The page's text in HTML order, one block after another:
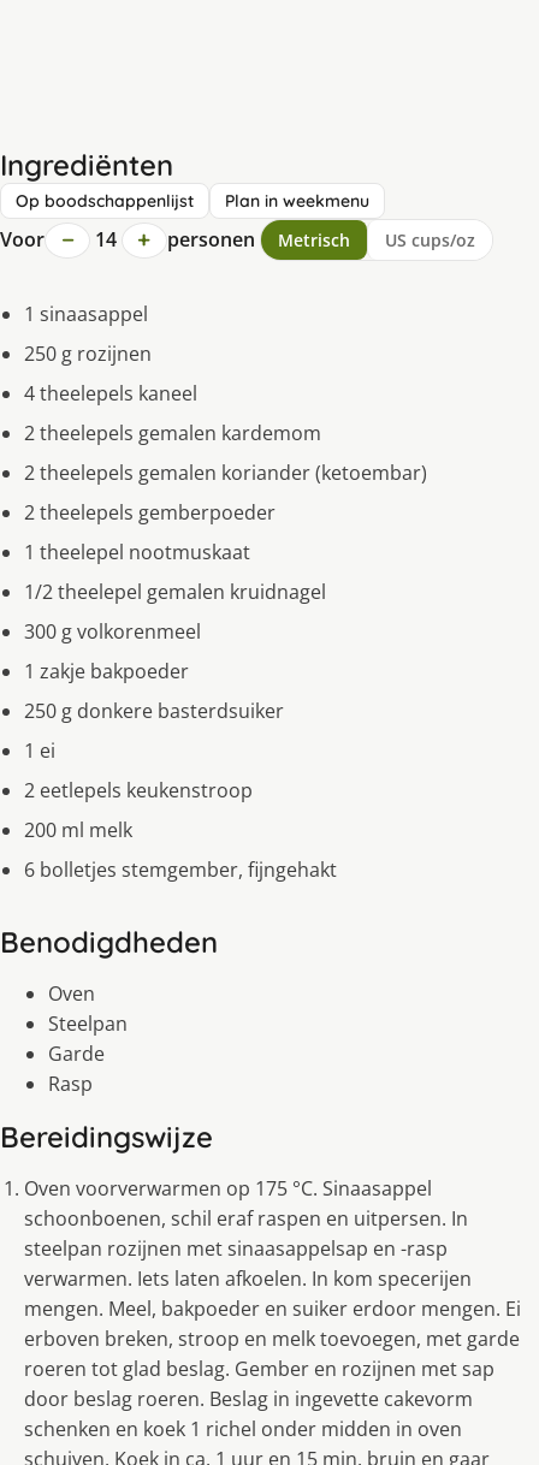
Ingrediënten
Op boodschappenlijst Plan in weekmenu
Voor − 14 + personen Metrisch US cups/oz
1 sinaasappel
250 g rozijnen
4 theelepels kaneel
2 theelepels gemalen kardemom
2 theelepels gemalen koriander (ketoembar)
2 theelepels gemberpoeder
1 theelepel nootmuskaat
1/2 theelepel gemalen kruidnagel
300 g volkorenmeel
1 zakje bakpoeder
250 g donkere basterdsuiker
1 ei
2 eetlepels keukenstroop
200 ml melk
6 bolletjes stemgember, fijngehakt
Benodigdheden
Oven
Steelpan
Garde
Rasp
Bereidingswijze
Oven voorverwarmen op 175 °C. Sinaasappel
schoonboenen, schil eraf raspen en uitpersen. In
steelpan rozijnen met sinaasappelsap en -rasp
verwarmen. Iets laten afkoelen. In kom specerijen
mengen. Meel, bakpoeder en suiker erdoor mengen. Ei
erboven breken, stroop en melk toevoegen, met garde
roeren tot glad beslag. Gember en rozijnen met sap
door beslag roeren. Beslag in ingevette cakevorm
schenken en koek 1 richel onder midden in oven
schuiven. Koek in ca. 1 uur en 15 min. bruin en gaar